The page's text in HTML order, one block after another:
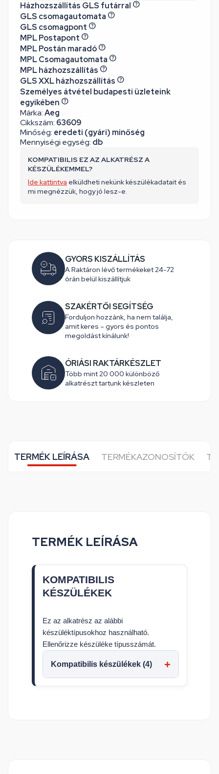
Márka:Aeg
Cikkszám: 63609
Minőség: eredeti (gyári) minőség
Mennyiségi egység: db
Házhozszállítás GLS futárral
GLS csomagautomata
GLS csomagpont
MPL Postapont
MPL Postán maradó
MPL Csomagautomata
MPL házhozszállítás
GLS XXL házhozszállítás
Személyes átvétel budapesti üzleteink
egyikében
KOMPATIBILIS EZ AZ ALKATRÉSZ A
KÉSZÜLÉKEMMEL?
Ide kattintva elküldheti nekünk készülékadatait és
mi megnézzük, hogy jó lesz-e.
GYORS KISZÁLLÍTÁS
A Raktáron lévő termékeket 24-72
órán belül kiszállítjuk
SZAKÉRTŐI SEGÍTSÉG
Forduljon hozzánk, ha nem találja,
amit keres – gyors és pontos
megoldást kínálunk!
ÓRIÁSI RAKTÁRKÉSZLET
Több mint 20 000 különböző
alkatrészt tartunk készleten
TERMÉK LEÍRÁSA TERMÉKAZONOSÍTÓK
TERMÉK LEÍRÁSA
KOMPATIBILIS
KÉSZÜLÉKEK
Ez az alkatrész az alábbi
készüléktípusokhoz használható.
Ellenőrizze készüléke típusszámát.
Kompatibilis készülékek (4)